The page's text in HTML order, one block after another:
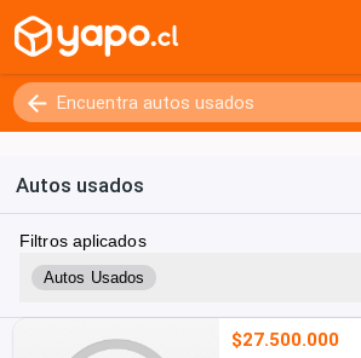
Autos usados
Filtros aplicados
Autos Usados
$27.500.000